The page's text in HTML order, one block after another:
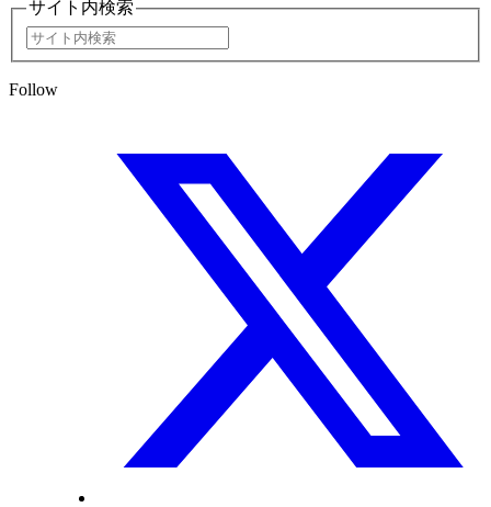
サイト内検索
Follow